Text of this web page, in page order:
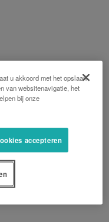
u akkoord met het opslaan
van websitenavigatie, het
bij onze
accepteren